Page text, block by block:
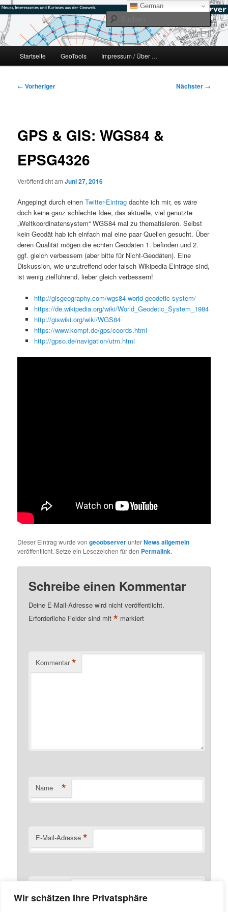
Wir schätzen Ihre Privatsphäre
Zum
primären
Inhalt
springen#geoObserver
mikeE's GeoBlog
Startseite GeoTools Impressum / Über …
Beitragsnavigation
← Vorheriger Nächster →
GPS & GIS: WGS84 &
EPSG4326
Veröffentlicht amJuni 27, 2016
Angepingt durch einenTwitter-Eintrag dachte ich mir, es wäre
doch keine ganz schlechte Idee, das aktuelle, viel genutzte
„Weltkoordinatensystem“ WGS84 mal zu thematisieren. Selbst
kein Geodät hab ich einfach mal eine paar Quellen gesucht. Über
deren Qualität mögen die echten Geodäten 1. befinden und 2.
ggf. gleich verbessern (aber bitte für Nicht-Geodäten). Eine
Diskussion, wie unzutreffend oder falsch Wikipedia-Einträge sind,
ist wenig zielführend, lieber gleich verbessern!
http://gisgeography.com/wgs84-world-geodetic-system/
https://de.wikipedia.org/wiki/World_Geodetic_System_1984
http://giswiki.org/wiki/WGS84
https://www.kompf.de/gps/coords.html
http://gpso.de/navigation/utm.html
Dieser Eintrag wurde vongeoobserverunterNews allgemein
veröffentlicht. Setze ein Lesezeichen für den Permalink.
Schreibe einen Kommentar
Deine E-Mail-Adresse wird nicht veröffentlicht.
Erforderliche Felder sind mit* markiert
Kommentar *
Name *
E-Mail-Adresse *
German